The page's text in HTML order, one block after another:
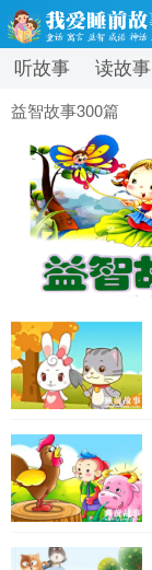
听故事 读故事
益智故事300篇